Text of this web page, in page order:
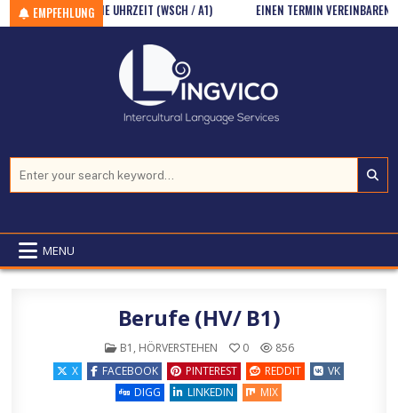
Skip to content
EMPFEHLUNG
DIE UHRZEIT (WSCH / A1) EINEN TERMIN VEREINBAREN
MENU
Berufe (HV/ B1)
POSTED IN
B1 , HÖRVERSTEHEN 0
856
X
FACEBOOK PINTEREST REDDIT
VK
DIGG
LINKEDIN MIX